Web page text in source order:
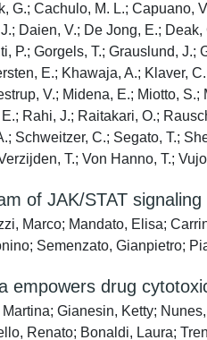
G.; Cachulo, M. L.; Capuano,
Daien, V.; De Jong, E.;
P.; Gorgels, T.; Grauslund,
E.; Khawaja, A.; Klaver,
V.; Midena, E.; Miotto,
Rahi, J.; Raitakari, O.;
Schweitzer, C.; Segato, T.;
T.; Von Hanno, T.;
of JAK/STAT
Marco; Mandato, Elisa;
Semenzato, Gianpietro;
empowers drug
Gianesin, Ketty;
Renato; Bonaldi, Laura;